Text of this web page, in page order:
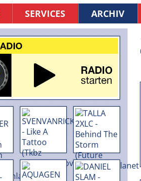
SERVICES ARCHIV